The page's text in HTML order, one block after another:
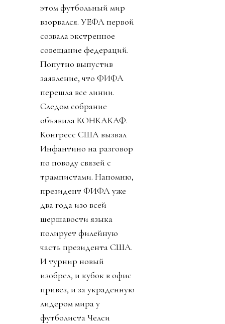
этом футбольный мир
взорвался. УЕФА первой
созвала экстренное
совещание федераций.
Попутно выпустив
заявление, что ФИФА
перешла все линии.
Следом собрание
объявила КОНКАКАФ.
Конгресс США вызвал
Инфантино на разговор
по поводу связей с
трампистами. Напомню,
президент ФИФА уже
два года изо всей
шершавости языка
полирует филейную
часть президента США.
И турнир новый
изобрел, и кубок в офис
привез, и за украденную
лидером мира у
футболиста Челси